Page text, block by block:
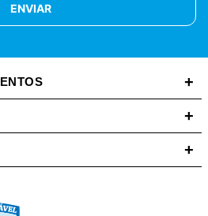
ENVIAR
+
+
+